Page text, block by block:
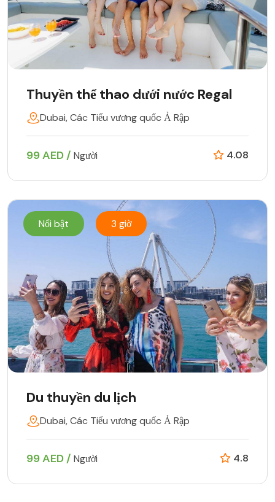
Thuyền thể thao dưới nước Regal
Dubai, Các Tiểu vương quốc Ả Rập
99 AED / Người 4.08
Nổi bật 3 giờ
Du thuyền du lịch
Dubai, Các Tiểu vương quốc Ả Rập
99 AED / Người 4.8